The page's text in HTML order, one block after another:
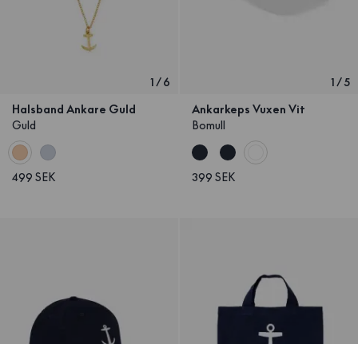
1 /6
Halsband Ankare Guld
Guld
499 SEK
1 /5
Ankarkeps Vuxen Vit
Bomull
399 SEK